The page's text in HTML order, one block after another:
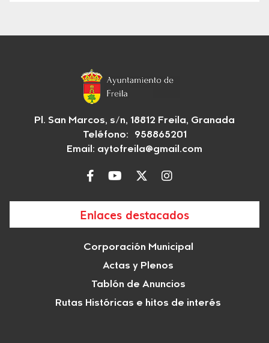
Pl. San Marcos, s/n, 18812 Freila, Granada
Teléfono: 958865201
Email: aytofreila@gmail.com
Enlaces destacados
Corporación Municipal
Actas y Plenos
Tablón de Anuncios
Rutas Históricas e hitos de interés